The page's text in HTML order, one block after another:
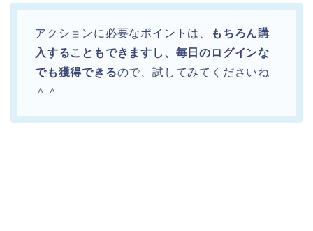
アクションに必要なポイントは、
もちろん購
入することもできますし、毎日のログインな
でも獲得できるので、試してみてくださいね
＾＾